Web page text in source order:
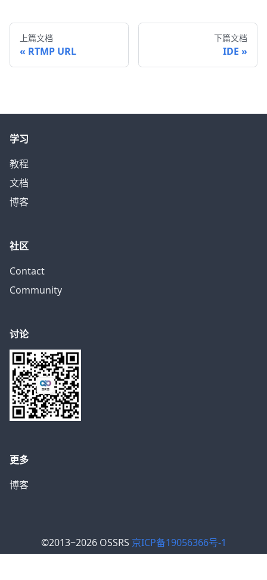
上篇文档
RTMP URL
下篇文档
IDE
学习
教程
文档
博客
社区
Contact
Community
讨论
更多
博客
©2013~2026 OSSRS 京ICP备19056366号-1